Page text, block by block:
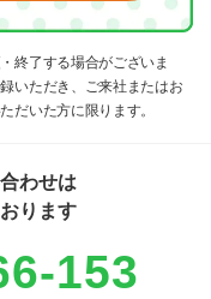
終了する場合がございま
いただき、ご来社またはお
だいた方に限ります。
わせは
ります
153